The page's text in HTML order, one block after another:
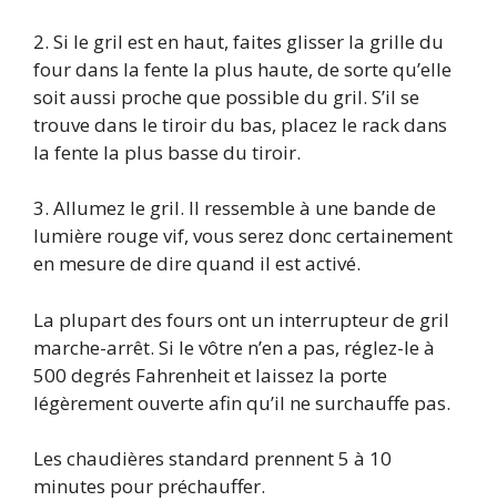
2. Si le gril est en haut, faites glisser la grille du
four dans la fente la plus haute, de sorte qu’elle
soit aussi proche que possible du gril. S’il se
trouve dans le tiroir du bas, placez le rack dans
la fente la plus basse du tiroir.
3. Allumez le gril. Il ressemble à une bande de
lumière rouge vif, vous serez donc certainement
en mesure de dire quand il est activé.
La plupart des fours ont un interrupteur de gril
marche-arrêt. Si le vôtre n’en a pas, réglez-le à
500 degrés Fahrenheit et laissez la porte
légèrement ouverte afin qu’il ne surchauffe pas.
Les chaudières standard prennent 5 à 10
minutes pour préchauffer.